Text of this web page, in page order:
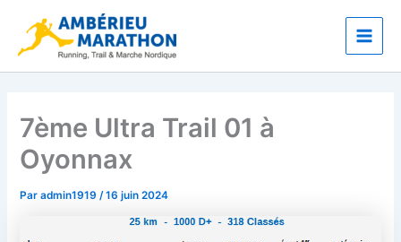
contenu
Main
7ème Ultra Trail 01 à
Oyonnax
Paradmin1919/16 juin 2024